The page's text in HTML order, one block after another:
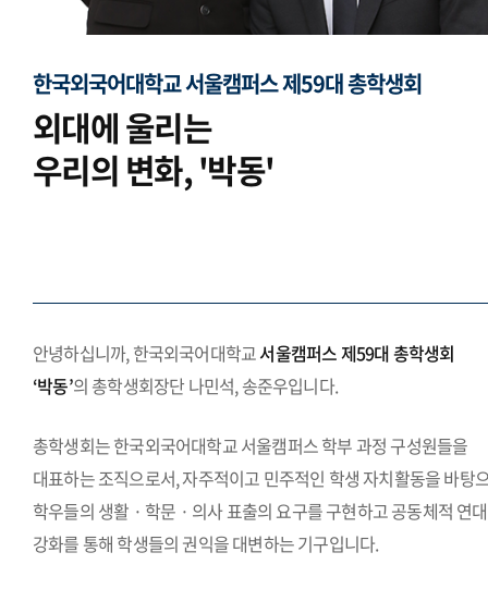
한국외국어대학교 서울캠퍼스 제59대 총학생회
외대에 울리는
우리의 변화, '박동'
안녕하십니까, 한국외국어대학교서울캠퍼스 제59대 총학생회
‘박동’의 총학생회장단 나민석, 송준우입니다.
총학생회는 한국외국어대학교 서울캠퍼스 학부 과정 구성원들을
대표하는 조직으로서, 자주적이고 민주적인 학생 자치활동을 바탕
학우들의 생활 · 학문 · 의사 표출의 요구를 구현하고 공동체적 연대
강화를 통해 학생들의 권익을 대변하는 기구입니다.